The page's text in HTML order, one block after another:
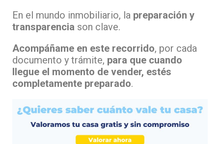
En el mundo inmobiliario, la preparación y
transparencia son clave.
Acompáñame en este recorrido, por cada
documento y trámite, para que cuando
llegue el momento de vender, estés
completamente preparado.